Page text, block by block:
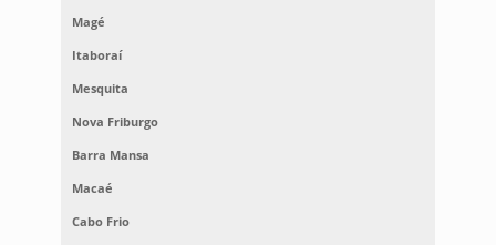
Magé
Itaboraí
Mesquita
Nova Friburgo
Barra Mansa
Macaé
Cabo Frio